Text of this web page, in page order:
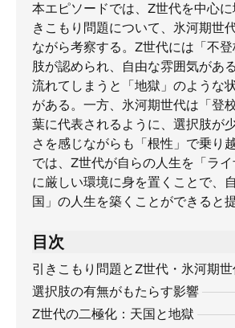
本エピソードでは、Z世代を中心
きこもり問題について、氷河期世
ながら考察する。Z世代には「不
肢が認められ、自由な雰囲気があ
流れてしまうと「地獄」のような
がある。一方、氷河期世代は「登
葉に代表されるように、選択肢が
さを感じながらも「根性」で乗り
では、Z世代が自らの人生を「ラ
に厳しい環境に身を置くことで、
国」の人生を築くことができると
目次
引きこもり問題とZ世代・氷河期
選択肢の有無がもたらす影響
Z世代の二極化：天国と地獄